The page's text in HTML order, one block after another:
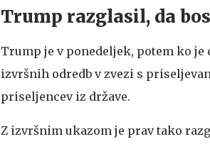
Trump razglasil, da
Trump je v ponedeljek, potem ko
izvršnih odredb v zvezi s
priseljencev iz države.
Z izvršnim ukazom je prav tako